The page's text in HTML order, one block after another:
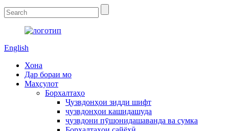
English
Хона
Дар бораи мо
Маҳсулот
Борхалтаҳо
Ҷузвдонҳои зидди шифт
ҷузвдонҳои кашидашуда
ҷузвдони пӯшонидашаванда ва сумка